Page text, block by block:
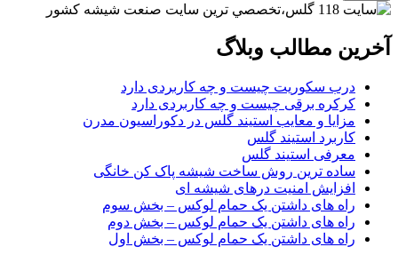
آخرین مطالب وبلاگ
درب سکوریت چیست و چه کاربردی دارد
کرکره برقی چیست و چه کاربردی دارد
مزایا و معایب استیند گلس در دکوراسیون مدرن
کاربرد استیند گلس
معرفی استیند گلس
ساده ترین روش ساخت شیشه پاک کن خانگی
افزایش امنیت درهای شیشه ای
راه های داشتن یک حمام لوکس – بخش سوم
راه های داشتن یک حمام لوکس – بخش دوم
راه های داشتن یک حمام لوکس – بخش اول